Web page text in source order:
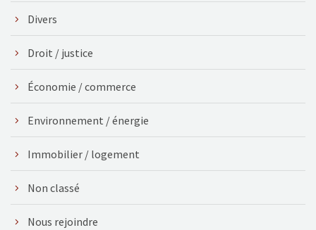
Divers
Droit / justice
Économie / commerce
Environnement / énergie
Immobilier / logement
Non classé
Nous rejoindre